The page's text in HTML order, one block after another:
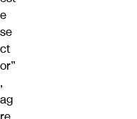
e
se
ct
or”
,
ag